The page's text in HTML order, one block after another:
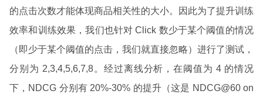
的点击次数才能体现商品相关性的大小。因此为了提升训练
效率和训练效果，我们也针对 Click 数少于某个阈值的情况
（即少于某个阈值的点击，我们就直接忽略）进行了测试，
分别为 2,3,4,5,6,7,8。经过离线分析，在阈值为 4 的情况
下，NDCG 分别有 20%-30% 的提升（这是 NDCG@60 on